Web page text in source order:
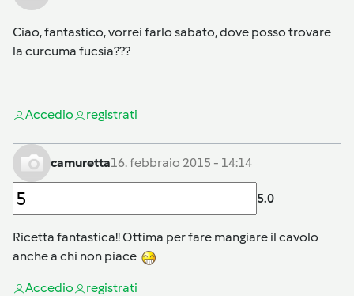
Ciao, fantastico, vorrei farlo sabato, dove posso trovare
la curcuma fucsia???
Accedio registrati
camuretta16. febbraio 2015 - 14:14
5.0
Ricetta fantastica!! Ottima per fare mangiare il cavolo
anche a chi non piace
Accedio registrati